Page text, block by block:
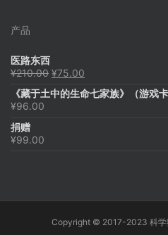
产品
医路东西
¥210.00 原
为：
¥75.00
价
《藏于土中的生命七家族》（游戏卡
¥96.00
捐赠
¥99.00
Copyright © 2017-2023 科学